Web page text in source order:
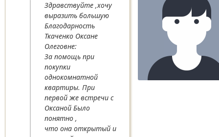
Здравствуйте ,хочу
выразить большую
Благодарность
Ткаченко Оксане
Олеговне:
За помощь при
покупки
однокомнатной
квартиры. При
первой же встречи с
Оксаной Было
понятно ,
что она открытый и